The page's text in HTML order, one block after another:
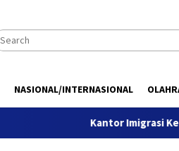
NASIONAL/INTERNASIONAL
Kantor Imigrasi Kediri